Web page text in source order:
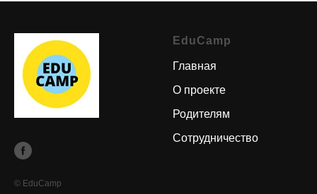
© EduCamp
EduCamp
Главная
О проекте
Родителям
Сотрудничество